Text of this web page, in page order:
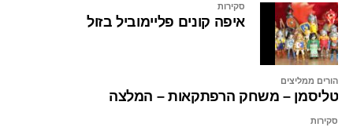
סקירות
איפה קונים פליימוביל בזול
הורים ממליצים
טליסמן – משחק הרפתקאות – המלצה
סקירות